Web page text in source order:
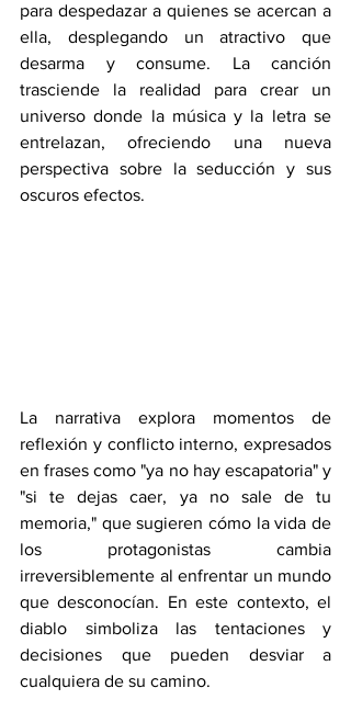
para despedazar a quienes se acercan a
ella, desplegando un atractivo que
desarma y consume. La canción
trasciende la realidad para crear un
universo donde la música y la letra se
entrelazan, ofreciendo una nueva
perspectiva sobre la seducción y sus
oscuros efectos.
La narrativa explora momentos de
reflexión y conflicto interno, expresados
en frases como "ya no hay escapatoria" y
"si te dejas caer, ya no sale de tu
memoria," que sugieren cómo la vida de
los protagonistas cambia
irreversiblemente al enfrentar un mundo
que desconocían. En este contexto, el
diablo simboliza las tentaciones y
decisiones que pueden desviar a
cualquiera de su camino.